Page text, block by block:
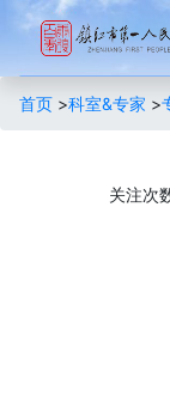
首页 >科室&专家 >
关注次